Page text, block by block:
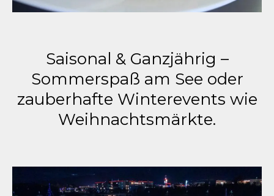
Saisonal & Ganzjährig –
Sommerspaß am See oder
zauberhafte Winterevents wie
Weihnachtsmärkte.